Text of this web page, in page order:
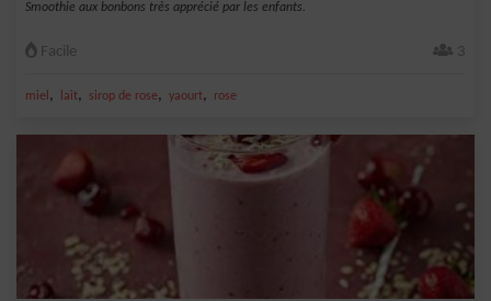
Smoothie aux bonbons très apprécié par les enfants.
Facile 3
miel , lait, sirop de rose, yaourt, rose